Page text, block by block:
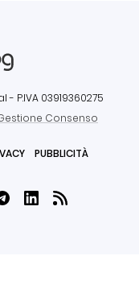
- P.IVA 03919360275
Consenso
PUBBLICITÀ